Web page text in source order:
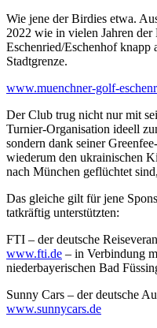
Wie jene der Birdies etwa.
2022 wie in vielen Jahren
Eschenried/Eschenhof knapp
Stadtgrenze.
www.muenchner-golf-
Der Club trug nicht nur mit
Turnier-Organisation ideell
sondern dank seiner
wiederum den ukrainischen
nach München geflüchtet
Das gleiche gilt für jene
tatkräftig unterstützten:
FTI – der deutsche
www.fti.de – in Verbindung
niederbayerischen Bad
Sunny Cars – der deutsche
www.sunnycars.de